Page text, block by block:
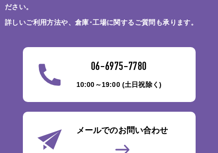
ださい。
詳しいご利用方法や、倉庫･工場に関するご質問も承ります。
06-6975-7780
10:00～19:00 (土日祝除く)
メールでのお問い合わせ